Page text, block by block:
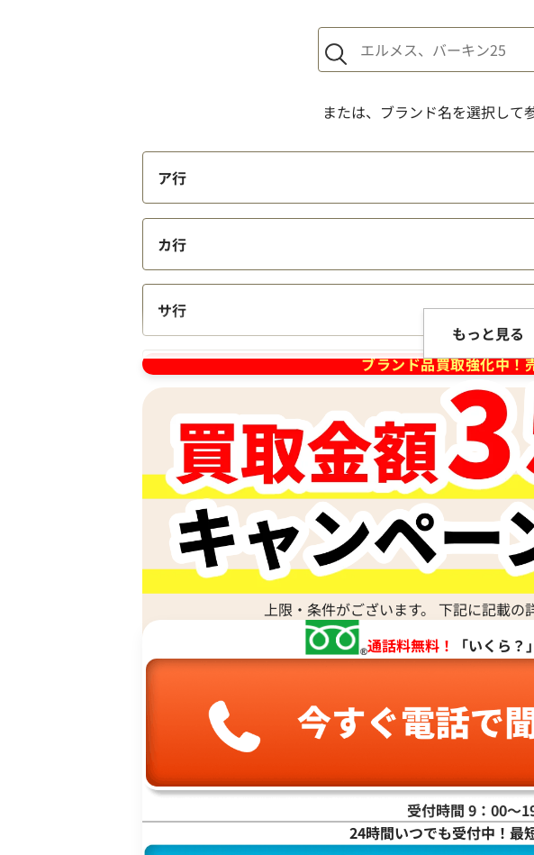
ボッテガ・ヴェネタ マキシイントレチャート スモー
ルパデッドテックカセット ショルダーバッグ ナイロ
参考買取価格
2026年5月13日時点 2026
ボッテガ・ヴェネタ マキシイントレチャート スモー
ルカセットカメラバッグ ショルダーバッグ レザー
参考買取価格
2026年6月3日時点
ボ
ドカ
参考
89,000
2025
または、ブランド名を選択して
ア行
カ行
サ行
タ行
ナ行
ハ行
マ行
もっと見る
ブランド品買取強化中！
上限・条件がございます。 下記に記載の
通話料無料！
「いくら
受付時間 9：00〜
24時間いつでも受付中！最